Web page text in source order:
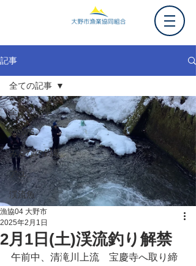
記事
全ての記事
NEWS
みんなの釣果
アユ
渓流魚
全ての記事
2月1日(土)渓流釣り解禁
漁協04 大野市
2025年2月1日
午前中、清滝川上流　宝慶寺へ取り締